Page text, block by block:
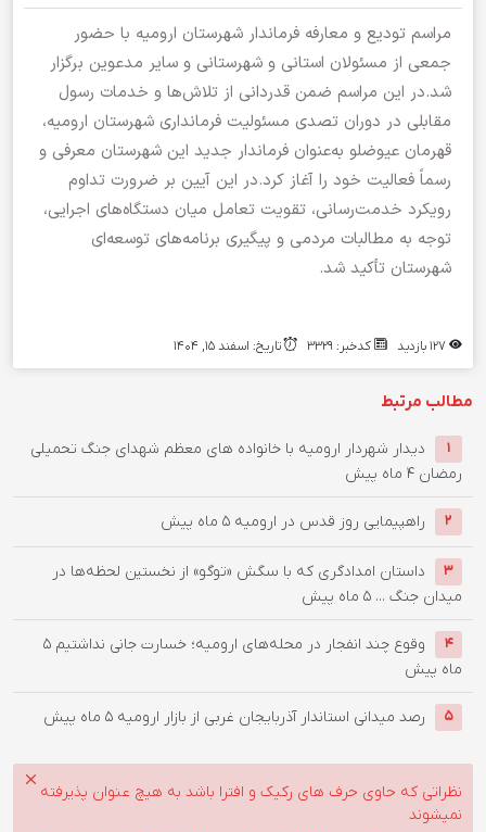
مراسم تودیع و معارفه فرماندار شهرستان ارومیه با حضور
جمعی از مسئولان استانی و شهرستانی و سایر مدعوین برگزار
شد.در این مراسم ضمن قدردانی از تلاش‌ها و خدمات رسول
مقابلی در دوران تصدی مسئولیت فرمانداری شهرستان ارومیه،
قهرمان عیوضلو به‌عنوان فرماندار جدید این شهرستان معرفی و
رسماً فعالیت خود را آغاز کرد.در این آیین بر ضرورت تداوم
رویکرد خدمت‌رسانی، تقویت تعامل میان دستگاه‌های اجرایی،
توجه به مطالبات مردمی و پیگیری برنامه‌های توسعه‌ای
شهرستان تأکید شد.
کدخبر: 3329 تاریخ: اسفند 15, 1404
مطالب مرتبط
1
دیدار شهردار ارومیه با خانواده های معظم شهدای جنگ تحمیلی
رمضان 4 ماه پیش
2 راهپیمایی روز قدس در ارومیه 5 ماه پیش
3
داستان امدادگری که با سگش «توگو» از نخستین لحظه‌ها در
میدان جنگ ... 5 ماه پیش
4 وقوع چند انفجار در محله‌های ارومیه؛ خسارت جانی نداشتیم 5
ماه پیش
5 رصد میدانی استاندار آذربایجان غربی از بازار ارومیه 5 ماه پیش
نظراتی که حاوی حرف های رکیک و افترا باشد به هیچ عنوان پذیرفته
نمیشوند